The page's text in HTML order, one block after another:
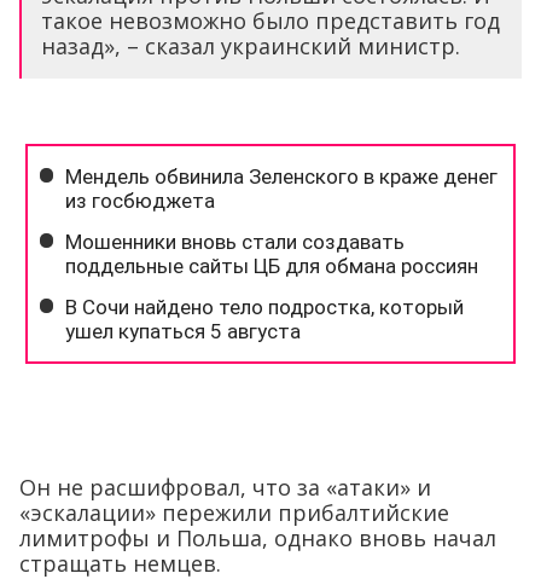
такое невозможно было представить год
назад», – сказал украинский министр.
Он не расшифровал, что за «атаки» и
«эскалации» пережили прибалтийские
лимитрофы и Польша, однако вновь начал
стращать немцев.